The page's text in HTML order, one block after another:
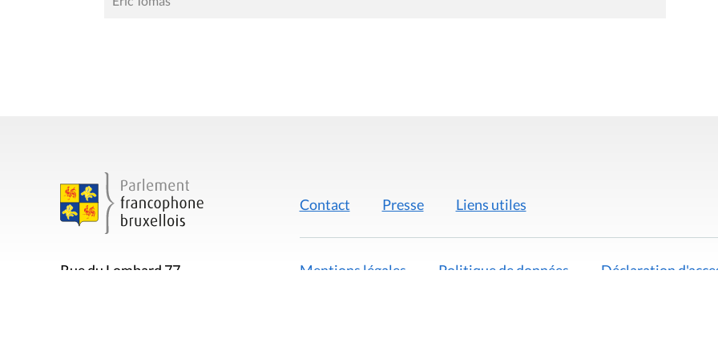
Rue du Lombard 77
Contact Presse Liens utiles
Mentions légales Politique de données Déclaration